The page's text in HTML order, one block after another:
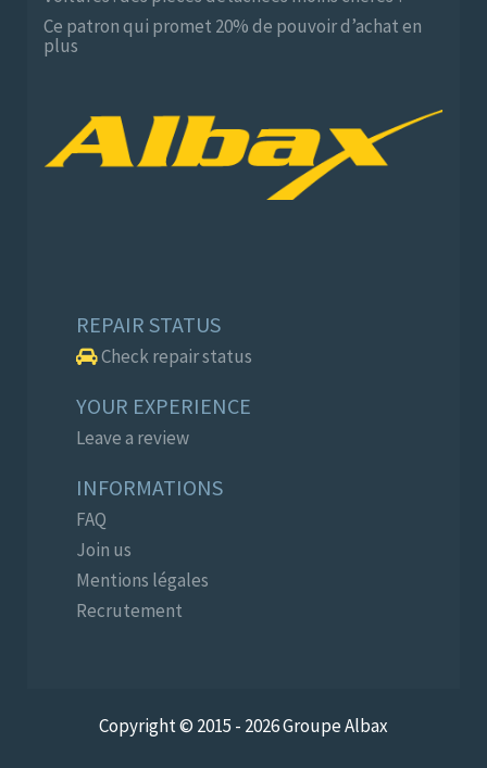
Ce patron qui promet 20% de pouvoir d’achat en
plus
REPAIR STATUS
Check repair status
YOUR EXPERIENCE
Leave a review
INFORMATIONS
FAQ
Join us
Mentions légales
Recrutement
Copyright © 2015 - 2026 Groupe Albax